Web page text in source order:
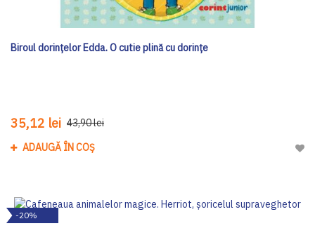
Biroul dorințelor Edda. O cutie plină cu dorințe
35,12 lei 43,90 lei
ADAUGĂ ÎN COȘ
-20%